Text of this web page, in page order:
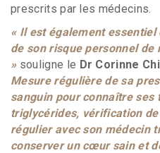
prescrits par les médecins.
« Il est également
de son risque personnel
»souligne le Dr Corinne
Mesure régulière de sa
sanguin pour connaître ses
triglycérides, vérification
régulier avec son médecin
conserver un cœur sain et